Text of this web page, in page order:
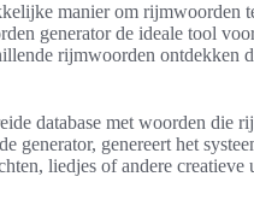
manier om rijmwoorden
generator de ideale tool
rijmwoorden ontdekken
database met woorden die
generator, genereert het
liedjes of andere creatieve